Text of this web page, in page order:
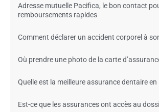
Adresse mutuelle Pacifica, le bon contact
remboursements rapides
Comment déclarer un accident corporel à
Où prendre une photo de la carte
Quelle est la meilleure assurance dentaire en
Est-ce que les assurances ont accès au